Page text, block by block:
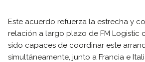
Este acuerdo refuerza la estrecha y
relación a largo plazo de FM Logistic
sido capaces de coordinar este
simultáneamente, junto a Francia e